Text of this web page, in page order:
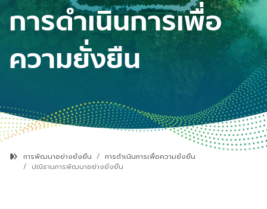
การดำเนินการเพื่อ
ความยั่งยืน
การพัฒนาอย่างยั่งยืน
การดำเนินการเพื่อความยั่งยืน
ปณิธานการพัฒนาอย่างยั่งยืน